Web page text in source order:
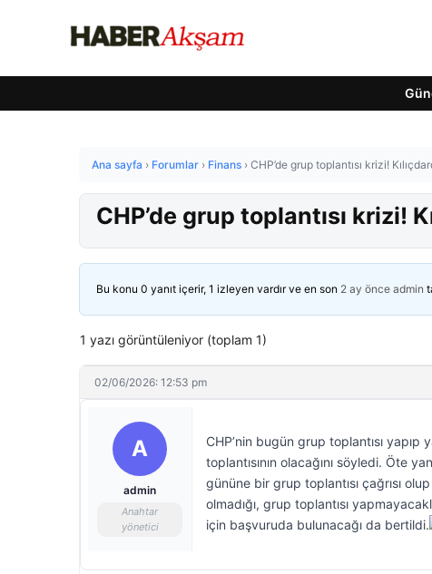
Ana sayfa › Forumlar › Finans › CHP’de grup toplantısı krizi!
CHP’de grup toplantısı krizi!
Bu konu 0 yanıt içerir, 1 izleyen vardır ve en son 2 ay önce admin
1 yazı görüntüleniyor (toplam 1)
02/06/2026: 12:53 pm
A
admin
Anahtar
yönetici
CHP’nin bugün grup toplantısı
toplantısının olacağını söyledi. Öte
gününe bir grup toplantısı çağrısı
olmadığı, grup toplantısı
için başvuruda bulunacağı da bertildi.